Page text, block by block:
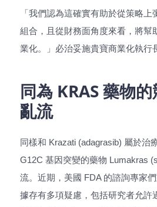
「我們認為這確實有助於從策略
組合，且從財務面角度來看，將幫
業化。」必治妥施貴寶商業化執行
同為 KRAS 藥物
亂流
同樣和 Krazati (adagrasib) 屬於治
G12C 基因突變的藥物 Lumakras
流。近期，美國 FDA 的諮詢專家
據存有多項疑慮，包括研究者允許